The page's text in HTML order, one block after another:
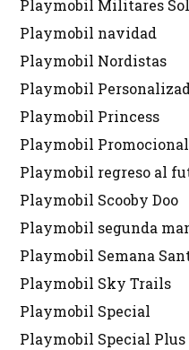
Playmobil Militares
Playmobil navidad
Playmobil Nordistas
Playmobil
Playmobil Princess
Playmobil
Playmobil regreso al
Playmobil Scooby Doo
Playmobil segunda
Playmobil Semana
Playmobil Sky Trails
Playmobil Special
Playmobil Special Plus